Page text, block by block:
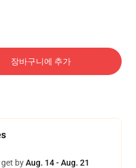
장바구니에 추가
byAug. 14 - Aug. 21